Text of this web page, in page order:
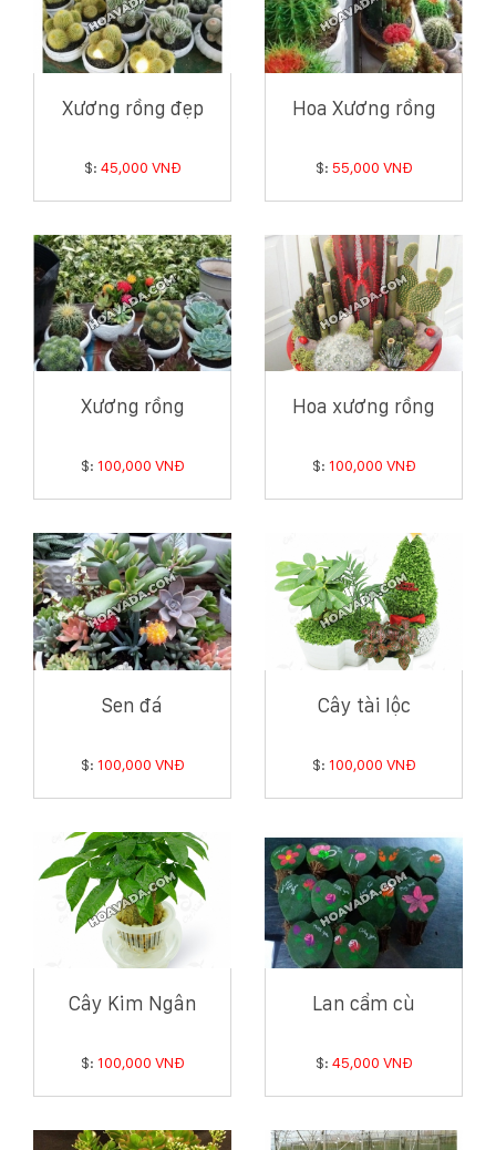
Xương rồng đẹp
$: 45,000 VNĐ
Hoa Xương rồng
$: 55,000 VNĐ
Xương rồng
$: 100,000 VNĐ
Hoa xương rồng
$: 100,000 VNĐ
Sen đá
$: 100,000 VNĐ
Cây tài lộc
$: 100,000 VNĐ
Cây Kim Ngân
$: 100,000 VNĐ
Lan cẩm cù
$: 45,000 VNĐ